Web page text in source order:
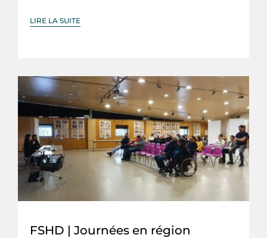
LIRE LA SUITE
FSHD | Journées en région